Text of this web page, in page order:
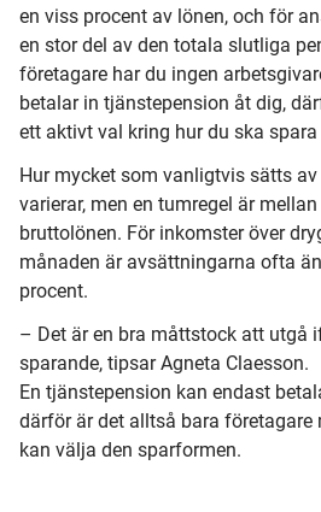
en viss procent av lönen, och för
en stor del av den totala slutliga
företagare har du ingen
betalar in tjänstepension åt dig,
ett aktivt val kring hur du ska
Hur mycket som vanligtvis sätts
varierar, men en tumregel är
bruttolönen. För inkomster över
månaden är avsättningarna ofta
procent.
– Det är en bra måttstock att utgå
sparande, tipsar Agneta Claesson.
En tjänstepension kan endast
därför är det alltså bara företagare
kan välja den sparformen.